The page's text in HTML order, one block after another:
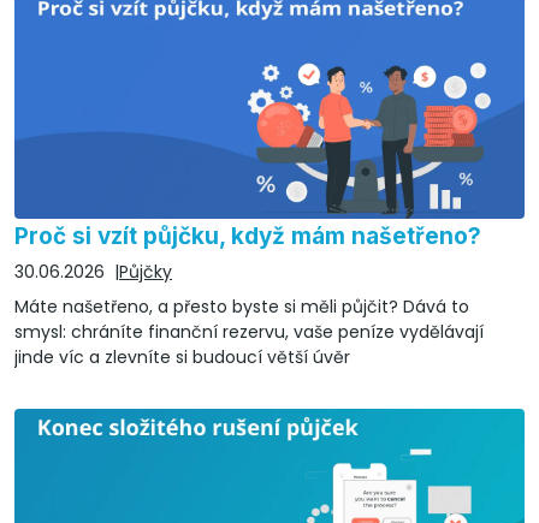
Proč si vzít půjčku, když mám našetřeno?
30.06.2026
Půjčky
Máte našetřeno, a přesto byste si měli půjčit? Dává to
smysl: chráníte finanční rezervu, vaše peníze vydělávají
jinde víc a zlevníte si budoucí větší úvěr